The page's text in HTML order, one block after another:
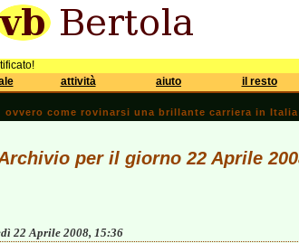
attività aiuto il resto
ovvero come rovinarsi una brillante carriera in Italia
per il giorno 22 Aprile
22 Aprile 2008, 15:36